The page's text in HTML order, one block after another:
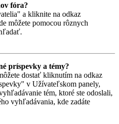
fóra?
a kliknite na odkaz
môžete pomocou rôznych
príspevky a témy?
dostať kliknutím na odkaz
v Užívateľskom panely,
tém, ktoré ste odoslali,
vyhľadávania, kde zadáte